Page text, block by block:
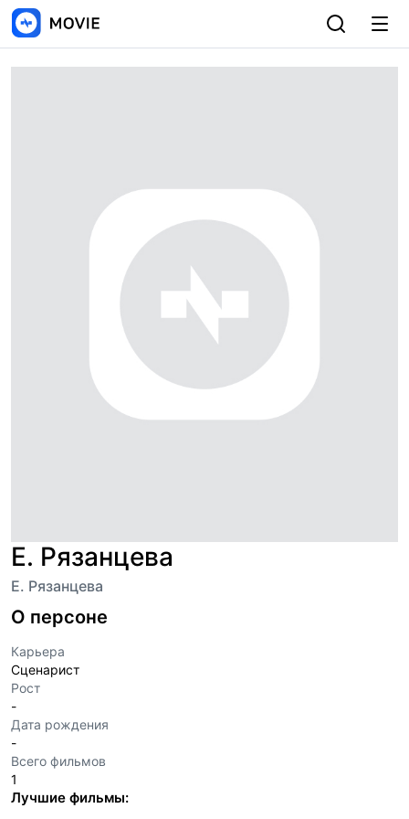
Е. Рязанцева
Е. Рязанцева
О персоне
Карьера
Сценарист
Рост
-
Дата рождения
-
Всего фильмов
1
Лучшие фильмы: